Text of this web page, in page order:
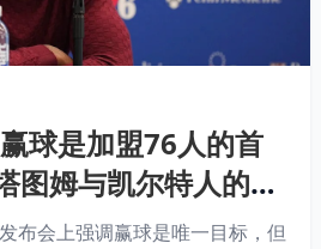
球是加盟76人的首
图姆与凯尔特人的追
布会上强调赢球是唯一目标，但